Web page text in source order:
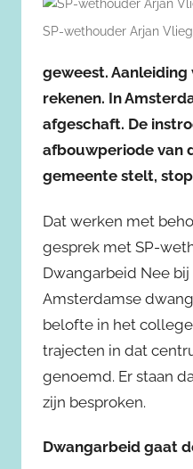
SP-wethouder Arjan
geweest.
rekenen. In
afgeschaft. De
afbouwperiode van
gemeente stelt,
Dat werken met
gesprek met SP-
Dwangarbeid Nee
Amsterdamse
belofte in het
trajecten in dat
genoemd. Er staan
zijn besproken.
Dwangarbeid gaat